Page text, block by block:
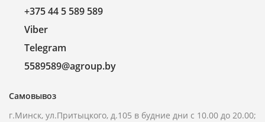
+375 44 5 589 589
Viber
Telegram
5589589@agroup.by
Самовывоз
г.Минск, ул.Притыцкого, д.105 в будние дни с 10.00 до 20.00;